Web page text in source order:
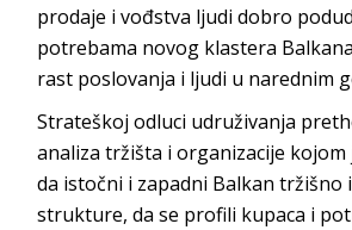
prodaje i vođstva ljudi dobro
potrebama novog klastera
rast poslovanja i ljudi u narednim
Strateškoj odluci udruživanja
analiza tržišta i organizacije
da istočni i zapadni Balkan tržišno
strukture, da se profili kupaca i